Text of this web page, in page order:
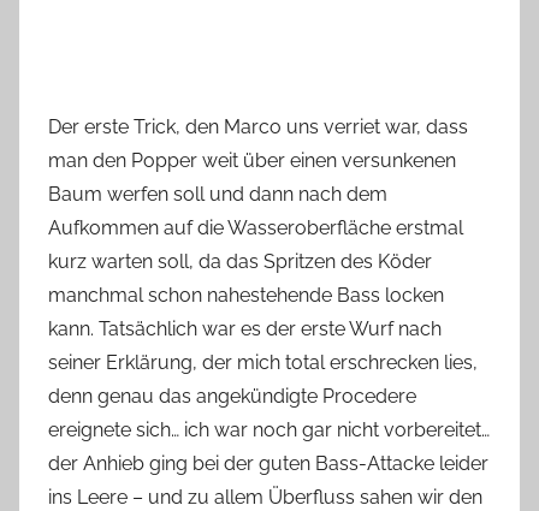
Der erste Trick, den Marco uns verriet war, dass
man den Popper weit über einen versunkenen
Baum werfen soll und dann nach dem
Aufkommen auf die Wasseroberfläche erstmal
kurz warten soll, da das Spritzen des Köder
manchmal schon nahestehende Bass locken
kann. Tatsächlich war es der erste Wurf nach
seiner Erklärung, der mich total erschrecken lies,
denn genau das angekündigte Procedere
ereignete sich… ich war noch gar nicht vorbereitet…
der Anhieb ging bei der guten Bass-Attacke leider
ins Leere – und zu allem Überfluss sahen wir den